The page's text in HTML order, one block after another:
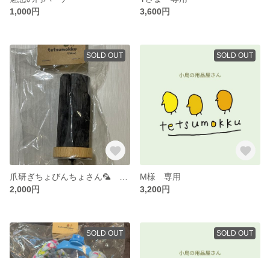
1,000円
3,600円
SOLD OUT
2,000円
SOLD OUT
M様 専用
3,200円
SOLD OUT SOLD OUT